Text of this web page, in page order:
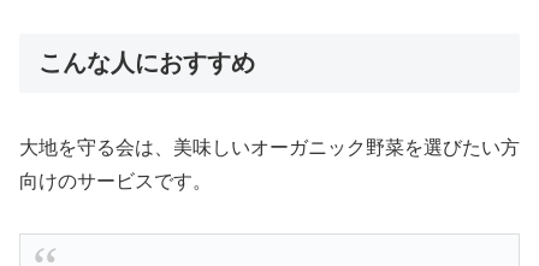
こんな人におすすめ
大地を守る会は、美味しいオーガニック野菜を選びたい方
向けのサービスです。